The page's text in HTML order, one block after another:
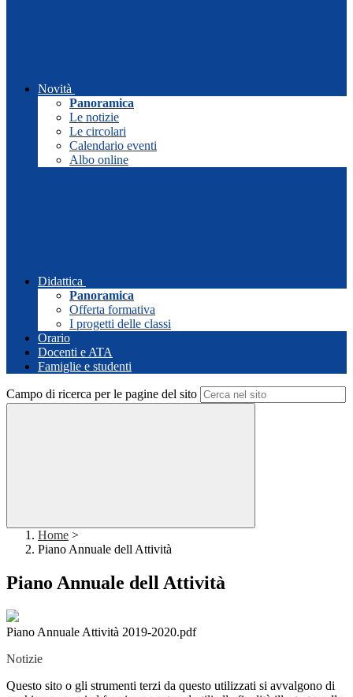
Novità
Panoramica
Le notizie
Le circolari
Calendario eventi
Albo online
Didattica
Panoramica
Offerta formativa
I progetti delle classi
Orario
Docenti e ATA
Famiglie e studenti
Campo di ricerca per le pagine del sito
Home >
Piano Annuale dell Attività
Piano Annuale dell Attività
Piano Annuale Attività 2019-2020.pdf
Notizie
Questo sito o gli strumenti terzi da questo utilizzati si avvalgono di